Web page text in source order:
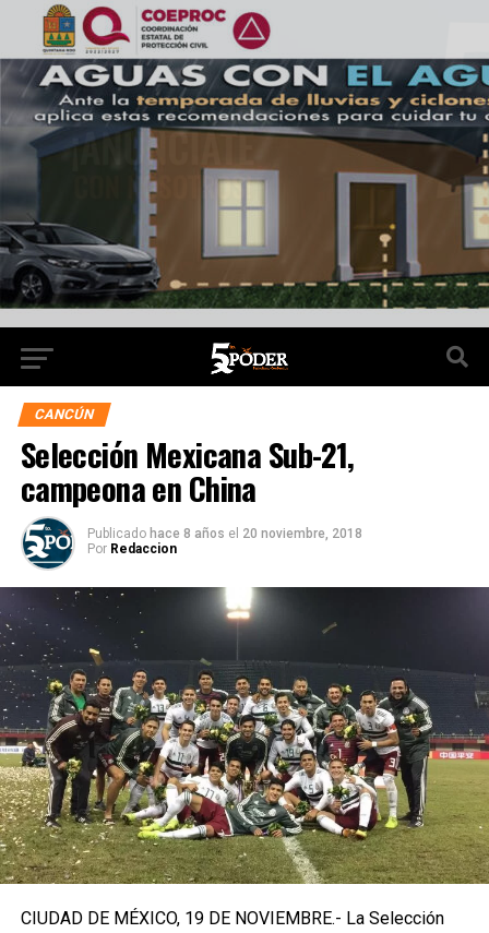
CANCÚN
Selección Mexicana Sub-21,
campeona en China
Publicado hace 8 años el 20 noviembre, 2018
Por Redaccion
CIUDAD DE MÉXICO, 19 DE NOVIEMBRE.- La Selección